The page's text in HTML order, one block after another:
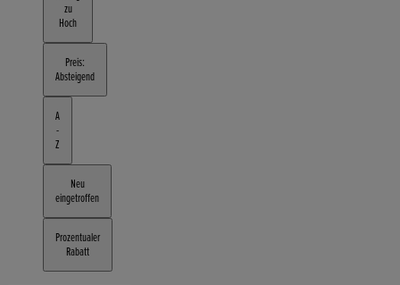
zu
Hoch
Preis:
Absteigend
A
-
Z
Neu
eingetroffen
Prozentualer
Rabatt